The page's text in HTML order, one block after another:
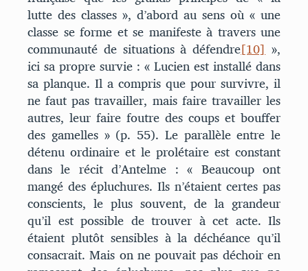
lutte des classes », d’abord au sens où « une
classe se forme et se manifeste à travers une
communauté de situations à défendre[10]»,
ici sa propre survie : « Lucien est installé dans
sa planque. Il a compris que pour survivre, il
ne faut pas travailler, mais faire travailler les
autres, leur faire foutre des coups et bouffer
des gamelles » (p. 55). Le parallèle entre le
détenu ordinaire et le prolétaire est constant
dans le récit d’Antelme : « Beaucoup ont
mangé des épluchures. Ils n’étaient certes pas
conscients, le plus souvent, de la grandeur
qu’il est possible de trouver à cet acte. Ils
étaient plutôt sensibles à la déchéance qu’il
consacrait. Mais on ne pouvait pas déchoir en